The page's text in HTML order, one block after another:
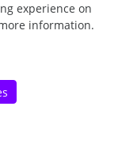
experience on
information.